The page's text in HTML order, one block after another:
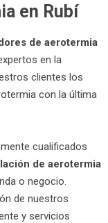
en Rubí
de aerotermia
en la
clientes los
con la última
cualificados
de aerotermia
o negocio.
de nuestros
y servicios